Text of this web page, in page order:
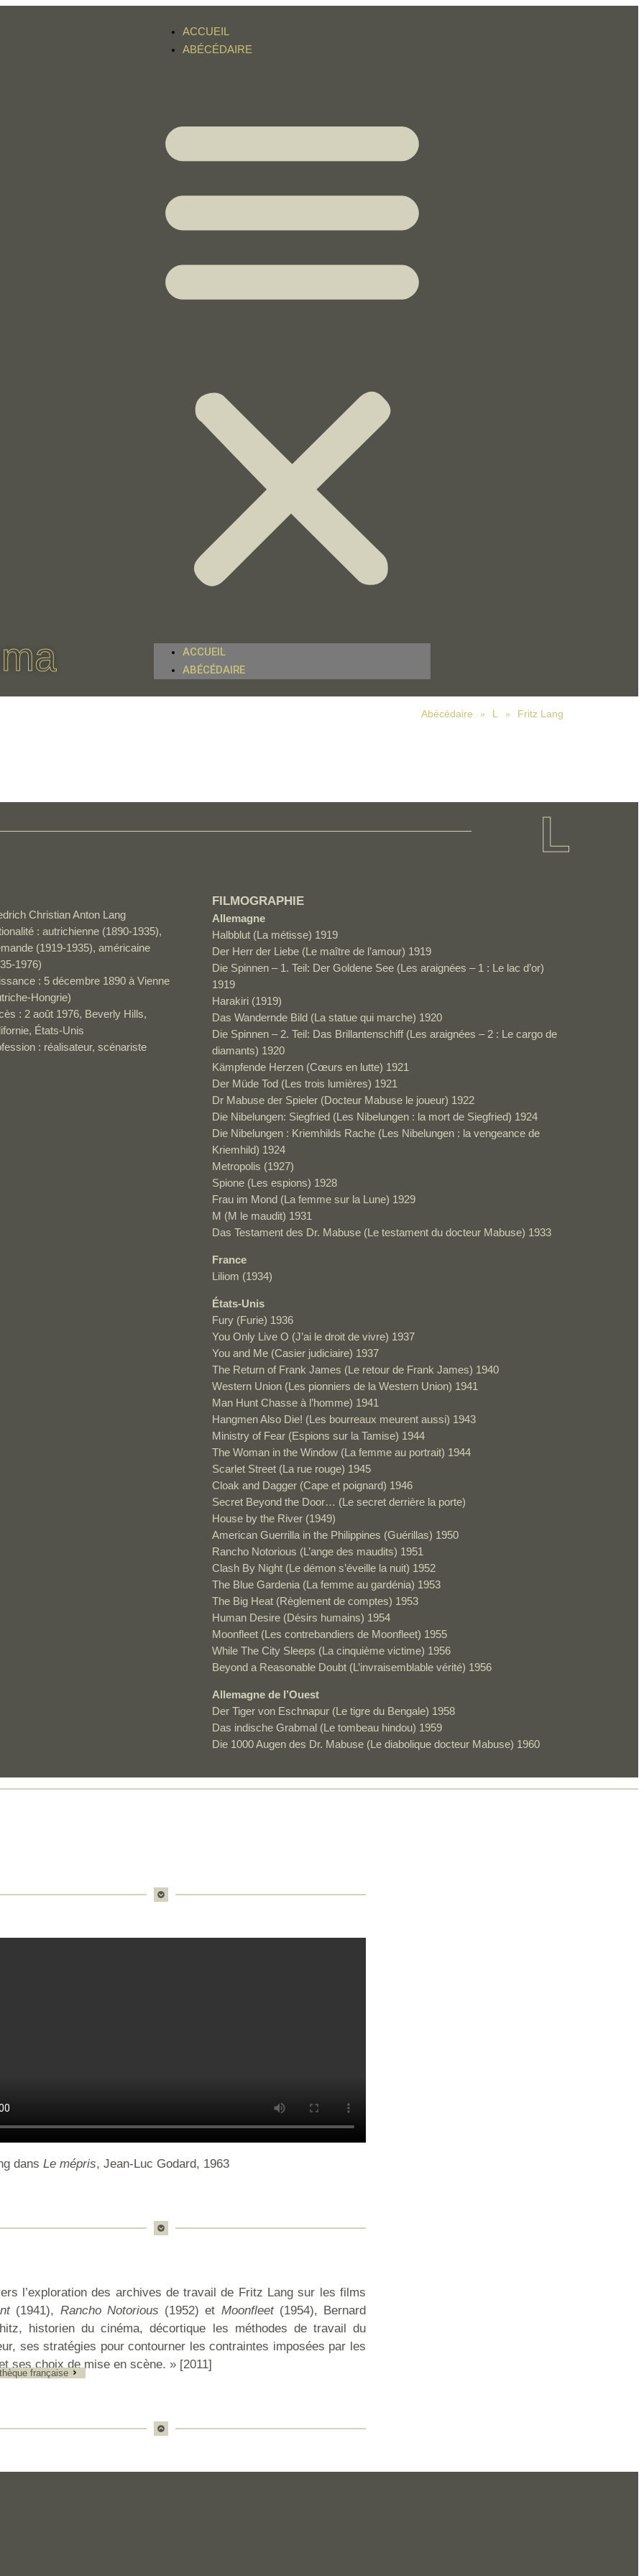
ACCUEIL
ABÉCÉDAIRE
ACCUEIL
ABÉCÉDAIRE
Abécédaire » L » Fritz Lang
L
Christian Anton Lang
: autrichienne (1890-1935),
(1919-1935), américaine
1976)
: 5 décembre 1890 à Vienne
Hongrie)
: 2 août 1976, Beverly Hills,
États-Unis
: réalisateur, scénariste
FILMOGRAPHIE
Allemagne
Halbblut (La métisse) 1919
Der Herr der Liebe (Le maître de l’amour) 1919
Die Spinnen – 1. Teil: Der Goldene See (Les araignées – 1 : Le lac d’or)
1919
Harakiri (1919)
Das Wandernde Bild (La statue qui marche) 1920
Die Spinnen – 2. Teil: Das Brillantenschiff (Les araignées – 2 : Le cargo de
diamants) 1920
Kämpfende Herzen (Cœurs en lutte) 1921
Der Müde Tod (Les trois lumières) 1921
Dr Mabuse der Spieler (Docteur Mabuse le joueur) 1922
Die Nibelungen: Siegfried (Les Nibelungen : la mort de Siegfried) 1924
Die Nibelungen : Kriemhilds Rache (Les Nibelungen : la vengeance de
Kriemhild) 1924
Metropolis (1927)
Spione (Les espions) 1928
Frau im Mond (La femme sur la Lune) 1929
M (M le maudit) 1931
Das Testament des Dr. Mabuse (Le testament du docteur Mabuse) 1933
France
Liliom (1934)
États-Unis
Fury (Furie) 1936
You Only Live O (J’ai le droit de vivre) 1937
You and Me (Casier judiciaire) 1937
The Return of Frank James (Le retour de Frank James) 1940
Western Union (Les pionniers de la Western Union) 1941
Man Hunt Chasse à l’homme) 1941
Hangmen Also Die! (Les bourreaux meurent aussi) 1943
Ministry of Fear (Espions sur la Tamise) 1944
The Woman in the Window (La femme au portrait) 1944
Scarlet Street (La rue rouge) 1945
Cloak and Dagger (Cape et poignard) 1946
Secret Beyond the Door… (Le secret derrière la porte)
House by the River (1949)
American Guerrilla in the Philippines (Guérillas) 1950
Rancho Notorious (L’ange des maudits) 1951
Clash By Night (Le démon s’éveille la nuit) 1952
The Blue Gardenia (La femme au gardénia) 1953
The Big Heat (Règlement de comptes) 1953
Human Desire (Désirs humains) 1954
Moonfleet (Les contrebandiers de Moonfleet) 1955
While The City Sleeps (La cinquième victime) 1956
Beyond a Reasonable Doubt (L’invraisemblable vérité) 1956
Allemagne de l’Ouest
Der Tiger von Eschnapur (Le tigre du Bengale) 1958
Das indische Grabmal (Le tombeau hindou) 1959
Die 1000 Augen des Dr. Mabuse (Le diabolique docteur Mabuse) 1960
dans Le mépris, Jean-Luc Godard, 1963
l’exploration des archives de travail de Fritz Lang sur les films
(1941), Rancho Notorious (1952) et Moonfleet(1954), Bernard
historien du cinéma, décortique les méthodes de travail du
ses stratégies pour contourner les contraintes imposées par les
ses choix de mise en scène. » [2011]
française